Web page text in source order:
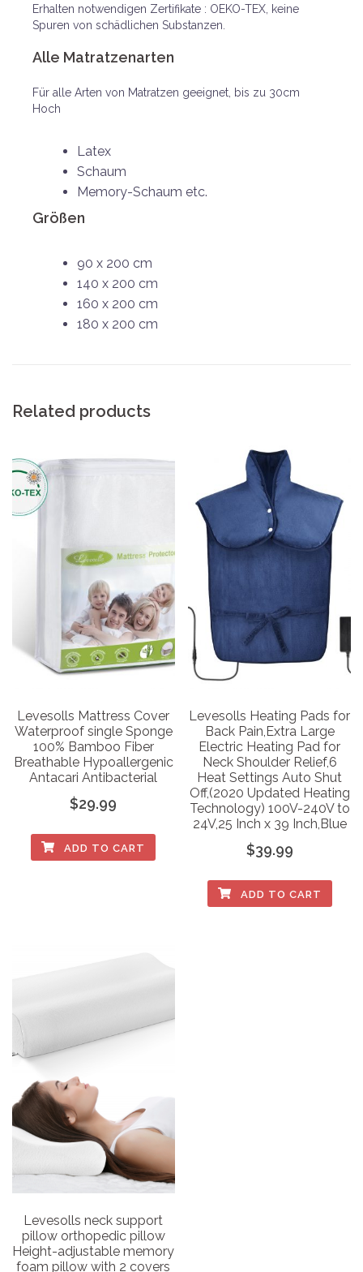
Erhalten notwendigen Zertifikate : OEKO-TEX, keine
Spuren von schädlichen Substanzen.
Alle Matratzenarten
Für alle Arten von Matratzen geeignet, bis zu 30cm
Hoch
Latex
Schaum
Memory-Schaum etc.
Größen
90 x 200 cm
140 x 200 cm
160 x 200 cm
180 x 200 cm
Related products
Levesolls Mattress Cover
Waterproof single Sponge
100% Bamboo Fiber
Breathable Hypoallergenic
Antacari Antibacterial
$29.99
ADD TO CART
Levesolls Heating Pads for
Back Pain,Extra Large
Electric Heating Pad for
Neck Shoulder Relief,6
Heat Settings Auto Shut
Off,(2020 Updated Heating
Technology) 100V-240V to
24V,25 Inch x 39 Inch,Blue
$39.99
ADD TO CART
Levesolls neck support
pillow orthopedic pillow
Height-adjustable memory
foam pillow with 2 covers